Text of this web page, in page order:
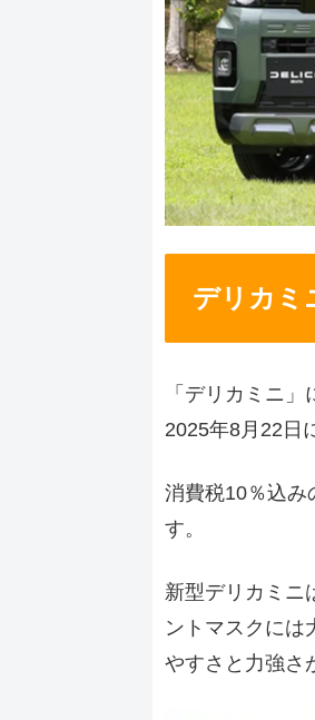
デリカミ
「デリカミニ
2025年8月22日
消費税10％込み
す。
新型デリカミニ
ントマスクには
やすさと力強さ